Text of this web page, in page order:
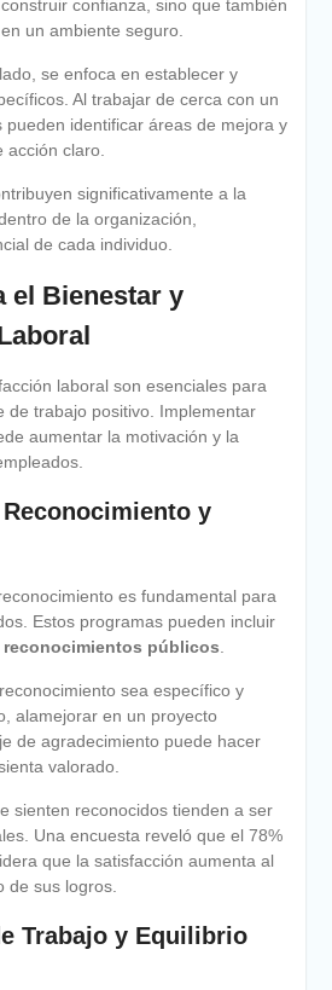
confianza, sino que también
un ambiente seguro.
se enfoca en establecer y
Al trabajar de cerca con un
pueden identificar áreas de mejora y
claro.
significativamente a la
de la organización,
de cada individuo.
el Bienestar y
laboral son esenciales para
de trabajo positivo. Implementar
aumentar la motivación y la
y
es fundamental para
Estos programas pueden incluir
reconocimientos públicos
sea específico y
alamejorar en un proyecto
de agradecimiento puede hacer
valorado.
sienten reconocidos tienden a ser
Una encuesta reveló que el 78%
que la satisfacción aumenta al
de sus logros.
Trabajo y Equilibrio